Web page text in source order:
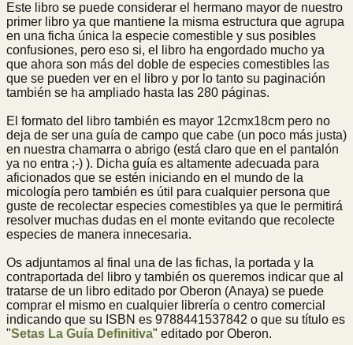
Este libro se puede considerar el hermano mayor de nuestro
primer libro ya que mantiene la misma estructura que agrupa
en una ficha única la especie comestible y sus posibles
confusiones, pero eso si, el libro ha engordado mucho ya
que ahora son más del doble de especies comestibles las
que se pueden ver en el libro y por lo tanto su paginación
también se ha ampliado hasta las 280 páginas.
El formato del libro también es mayor 12cmx18cm pero no
deja de ser una guía de campo que cabe (un poco más justa)
en nuestra chamarra o abrigo (está claro que en el pantalón
ya no entra ;-) ). Dicha guía es altamente adecuada para
aficionados que se estén iniciando en el mundo de la
micología pero también es útil para cualquier persona que
guste de recolectar especies comestibles ya que le permitirá
resolver muchas dudas en el monte evitando que recolecte
especies de manera innecesaria.
Os adjuntamos al final una de las fichas, la portada y la
contraportada del libro y también os queremos indicar que al
tratarse de un libro editado por Oberon (Anaya) se puede
comprar el mismo en cualquier librería o centro comercial
indicando que su ISBN es 9788441537842 o que su título es
"Setas La Guía Definitiva" editado por Oberon.